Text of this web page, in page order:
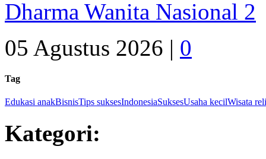
Dharma Wanita Nasional 2
05 Agustus 2026 | 0
Tag
Edukasi anakBisnisTips suksesIndonesiaSuksesUsaha kecilWisata
Kategori: